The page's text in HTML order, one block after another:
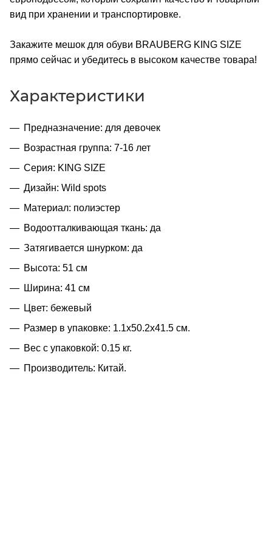
вид при хранении и транспортировке.
Закажите мешок для обуви BRAUBERG KING SIZE
прямо сейчас и убедитесь в высоком качестве товара!
Характеристики
Предназначение: для девочек
Возрастная группа: 7-16 лет
Серия: KING SIZE
Дизайн: Wild spots
Материал: полиэстер
Водоотталкивающая ткань: да
Затягивается шнурком: да
Высота: 51 см
Ширина: 41 см
Цвет: бежевый
Размер в упаковке: 1.1x50.2x41.5 см.
Вес с упаковкой: 0.15 кг.
Производитель: Китай.